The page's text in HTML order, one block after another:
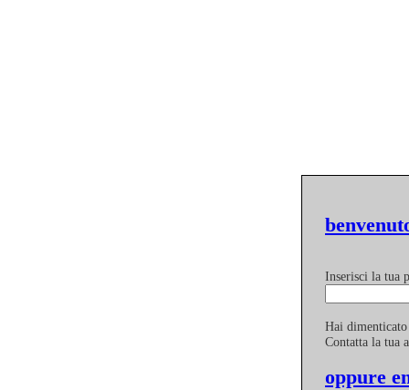
Inserisci la tua
Hai dimenticato
Contatta la tua
oppure